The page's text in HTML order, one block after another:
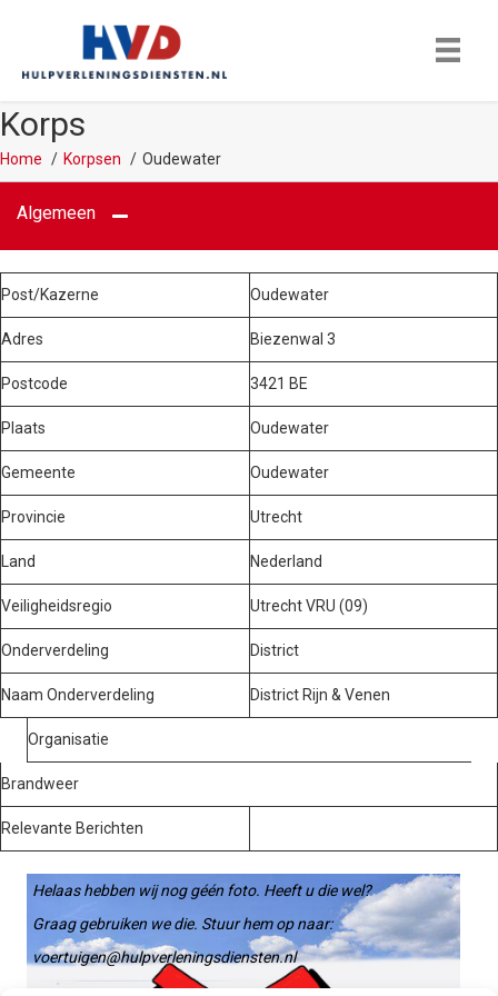
Korps
Home Korpsen Oudewater
Algemeen
Post/Kazerne Oudewater
Adres Biezenwal 3
Postcode 3421 BE
Plaats Oudewater
Gemeente Oudewater
Provincie Utrecht
Land Nederland
Veiligheidsregio Utrecht VRU (09)
Onderverdeling District
Naam Onderverdeling District Rijn & Venen
Organisatie
Brandweer
Relevante Berichten
Helaas hebben wij nog géén foto. Heeft u die wel?
Graag gebruiken we die. Stuur hem op naar:
voertuigen@hulpverleningsdiensten.nl